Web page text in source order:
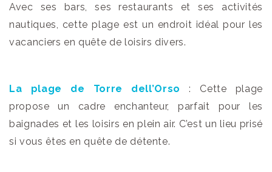
Avec ses bars, ses restaurants et ses activités
nautiques, cette plage est un endroit idéal pour les
vacanciers en quête de loisirs divers.
La plage de Torre dell’Orso : Cette plage
propose un cadre enchanteur, parfait pour les
baignades et les loisirs en plein air. C’est un lieu prisé
si vous êtes en quête de détente.